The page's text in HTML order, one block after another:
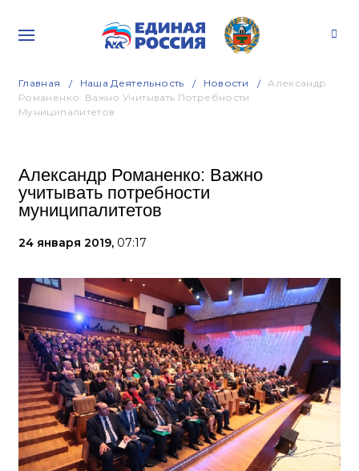
Главная Наша Деятельность Новости
Александр
Романенко: Важно Учитывать Потребности
Муниципалитетов
Александр Романенко: Важно
учитывать потребности
муниципалитетов
24 января 2019, 07:17